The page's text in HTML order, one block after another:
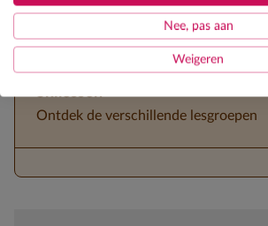
Nee, pas aan
Weigeren
Halfpension
Skilessen
Ontdek de verschillende lesgroepen